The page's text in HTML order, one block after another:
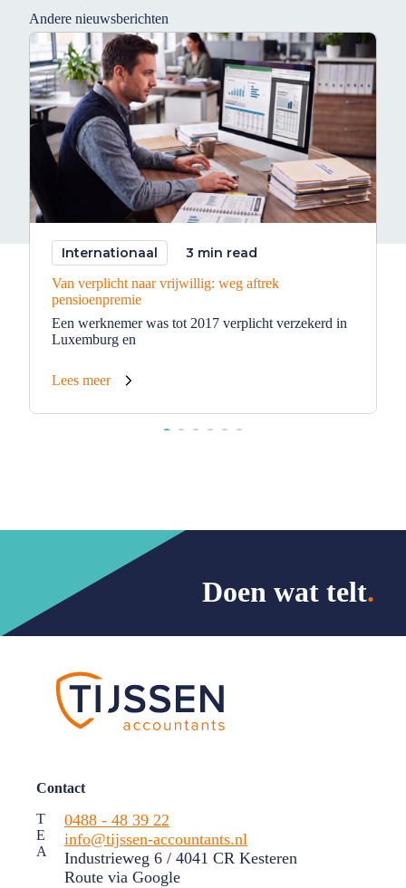
Andere nieuwsberichten
Internationaal 3 min read
Van verplicht naar vrijwillig: weg aftrek
pensioenpremie
Een werknemer was tot 2017 verplicht verzekerd in
Luxemburg en
Lees meer
Doen wat telt.
Contact
T
E
A
0488 - 48 39 22
info@tijssen-accountants.nl
Industrieweg 6 / 4041 CR Kesteren
Route via Google